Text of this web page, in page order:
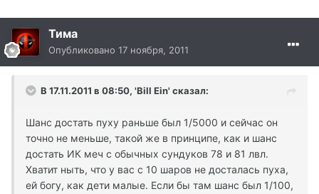
Тима
Опубликовано 17 ноября, 2011
В 17.11.2011 в 08:50, 'Bill Ein' сказал:
Шанс достать пуху раньше был 1/5000 и сейчас он
точно не меньше, такой же в принципе, как и шанс
достать ИК меч с обычных сундуков 78 и 81 лвл.
Хватит ныть, что у вас с 10 шаров не досталась пуха,
ей богу, как дети малые. Если бы там шанс был 1/100,